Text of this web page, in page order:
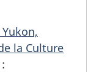
la Culture